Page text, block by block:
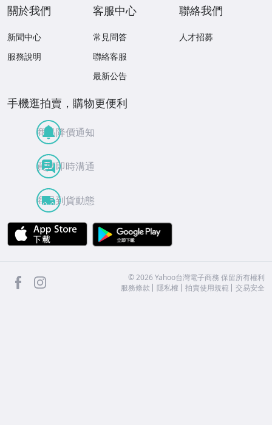
關於我們
新聞中心
服務說明
客服中心
常見問答
聯絡客服
最新公告
聯絡我們
人才招募
手機逛拍賣，購物更便利
商品降價通知
買賣即時溝通
商品到貨動態
APP Store
facebook ©2026 Yahoo台灣電子商務 保留所有權利
服務條款
隱私權 拍賣使用規範 交易安全